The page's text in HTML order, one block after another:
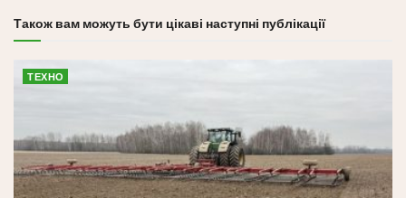
Також вам можуть бути цікаві наступні публікації
ТЕХНО